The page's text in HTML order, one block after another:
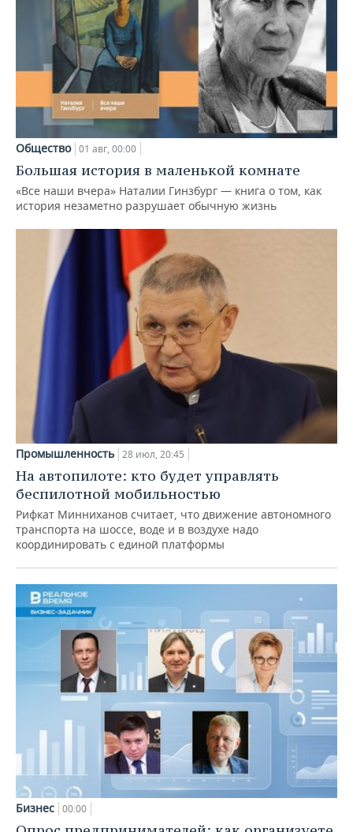
Общество 01 авг, 00:00
Большая история в маленькой комнате
«Все наши вчера» Наталии Гинзбург — книга о том, как
история незаметно разрушает обычную жизнь
Промышленность 28 июл, 20:45
На автопилоте: кто будет управлять
беспилотной мобильностью
Рифкат Минниханов считает, что движение автономного
транспорта на шоссе, воде и в воздухе надо
координировать с единой платформы
Бизнес 00:00